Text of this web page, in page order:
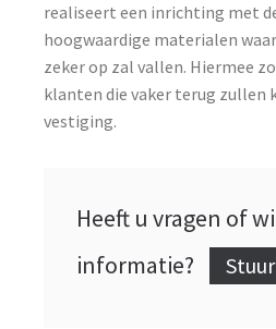
realiseert een inrichting met
hoogwaardige materialen
zeker op zal vallen. Hiermee
klanten die vaker terug zullen
vestiging.
Heeft u vragen of
informatie?